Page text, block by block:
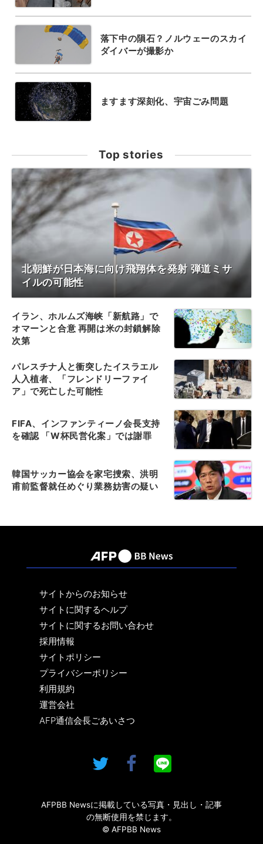
落下中の隕石？ノルウェーのスカイ
ダイバーが撮影か
ますます深刻化、宇宙ごみ問題
Top stories
北朝鮮が日本海に向け飛翔体を発射 弾道ミサ
イルの可能性
イラン、ホルムズ海峡「新航路」で
オマーンと合意 再開は米の封鎖解除
次第
パレスチナ人と衝突したイスラエル
人入植者、「フレンドリーファイ
ア」で死亡した可能性
FIFA、インファンティーノ会長支持
を確認 「W杯民営化案」では謝罪
韓国サッカー協会を家宅捜索、洪明
甫前監督就任めぐり業務妨害の疑い
サイトからのお知らせ
サイトに関するヘルプ
サイトに関するお問い合わせ
採用情報
サイトポリシー
プライバシーポリシー
利用規約
運営会社
AFP通信会長ごあいさつ
AFPBB Newsに掲載している写真・見出し・記事
の無断使用を禁じます。
© AFPBB News